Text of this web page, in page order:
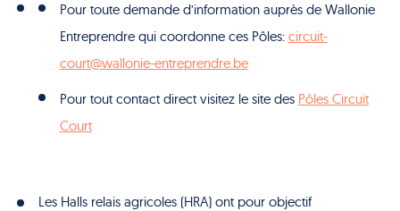
Pour toute demande d’information auprès de Wallonie
Entreprendre qui coordonne ces Pôles: circuit-
court@wallonie-entreprendre.be
Pour tout contact direct visitez le site des Pôles Circuit
Court
Les Halls relais agricoles (HRA) ont pour objectif